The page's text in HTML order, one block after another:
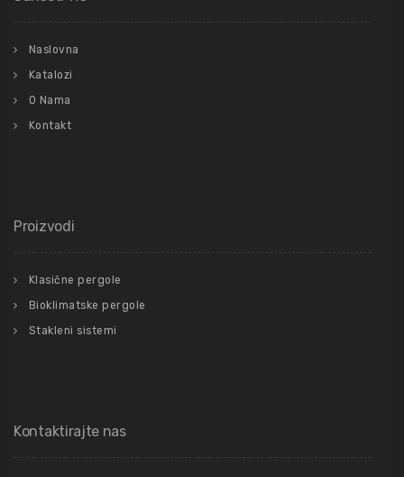
Naslovna
Katalozi
O Nama
Kontakt
Proizvodi
Klasične pergole
Bioklimatske pergole
Stakleni sistemi
Kontaktirajte nas